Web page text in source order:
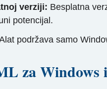
verziji: Besplatna
potencijal.
podržava samo
za Windows